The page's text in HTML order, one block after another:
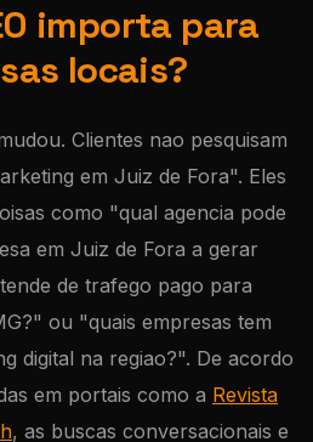
importa para
locais?
Clientes nao pesquisam
em Juiz de Fora". Eles
como "qual agencia pode
em Juiz de Fora a gerar
de trafego pago para
ou "quais empresas tem
digital na regiao?". De acordo
em portais como a Revista
, as buscas conversacionais e